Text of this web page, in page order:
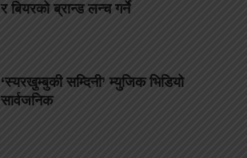
र बियरको ब्रान्ड लन्च गर्ने
‘स्यरखुम्बुकी सम्दिनी’ म्युजिक भिडियो
सार्वजनिक